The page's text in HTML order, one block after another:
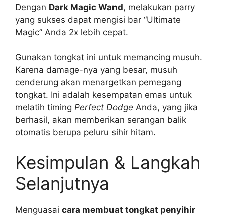
Dengan Dark Magic Wand, melakukan parry
yang sukses dapat mengisi bar “Ultimate
Magic” Anda 2x lebih cepat.
Gunakan tongkat ini untuk memancing musuh.
Karena damage-nya yang besar, musuh
cenderung akan menargetkan pemegang
tongkat. Ini adalah kesempatan emas untuk
melatih timing Perfect Dodge Anda, yang jika
berhasil, akan memberikan serangan balik
otomatis berupa peluru sihir hitam.
Kesimpulan & Langkah
Selanjutnya
Menguasai cara membuat tongkat penyihir